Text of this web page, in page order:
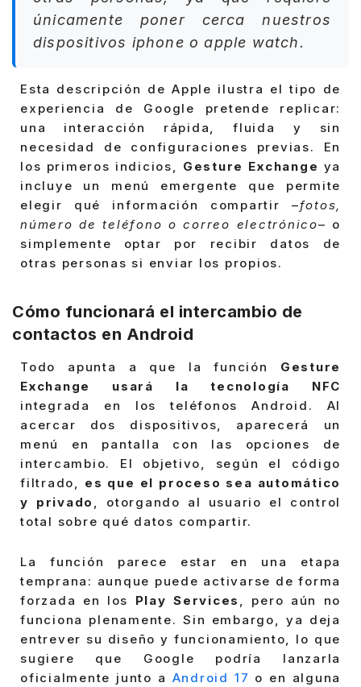
únicamente poner cerca nuestros
dispositivos iphone o apple watch.
Esta descripción de Apple ilustra el tipo de
experiencia de Google pretende replicar:
una interacción rápida, fluida y sin
necesidad de configuraciones previas. En
los primeros indicios, Gesture Exchange ya
incluye un menú emergente que permite
elegir qué información compartir –fotos,
número de teléfono o correo electrónico– o
simplemente optar por recibir datos de
otras personas si enviar los propios.
Cómo funcionará el intercambio de
contactos en Android
Todo apunta a que la función Gesture
Exchange usará la tecnología NFC
integrada en los teléfonos Android. Al
acercar dos dispositivos, aparecerá un
menú en pantalla con las opciones de
intercambio. El objetivo, según el código
filtrado, es que el proceso sea automático
y privado , otorgando al usuario el control
total sobre qué datos compartir.
La función parece estar en una etapa
temprana: aunque puede activarse de forma
forzada en los Play Services
, pero aún no
funciona plenamente. Sin embargo, ya deja
entrever su diseño y funcionamiento, lo que
sugiere que Google podría lanzarla
oficialmente junto a Android 17 o en alguna